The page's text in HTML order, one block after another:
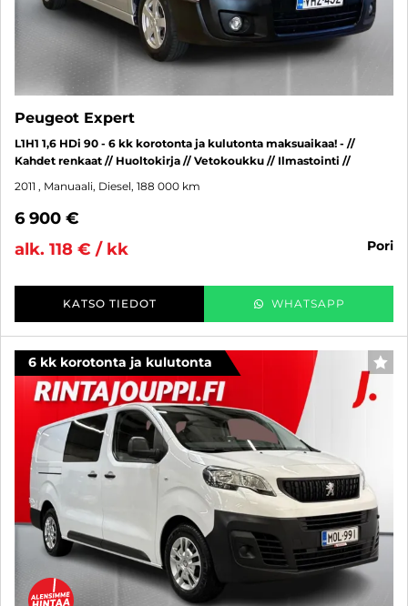
Peugeot Expert
L1H1 1,6 HDi 90 - 6 kk korotonta ja kulutonta maksuaikaa! - //
Kahdet renkaat // Huoltokirja // Vetokoukku // Ilmastointi //
2011 , Manuaali, Diesel, 188 000 km
6 900 €
alk. 118 € / kk
pori
KATSO TIEDOT WHATSAPP
6 kk korotonta ja kulutonta